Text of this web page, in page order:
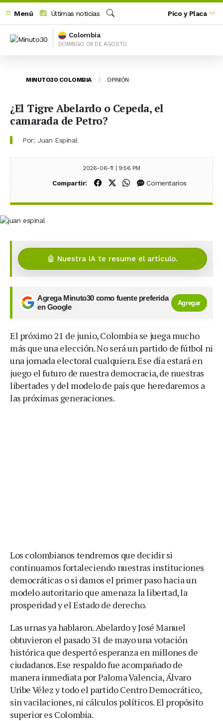
Menú
Últimas noticias
Buscar
Pico y Placa
Colombia
DOMINGO 09 DE AGOSTO
MINUTO30 COLOMBIA OPINIÓN
¿El Tigre Abelardo o Cepeda, el
camarada de Petro?
Por: Juan Espinal
2026-06-11 | 9:56 PM
Compartir: Compartir en Facebook
Compartir en X (Twitter)
Compartir en WhatsApp
Comentarios
🤖 Nuestra IA te resume el artículo.
Agrega Minuto30 como fuente preferida
en Google
Agregar
El próximo 21 de junio, Colombia se juega mucho
más que una elección. No será un partido de fútbol ni
una jornada electoral cualquiera. Ese día estará en
juego el futuro de nuestra democracia, de nuestras
libertades y del modelo de país que heredaremos a
las próximas generaciones.
Los colombianos tendremos que decidir si
continuamos fortaleciendo nuestras instituciones
democráticas o si damos el primer paso hacia un
modelo autoritario que amenaza la libertad, la
prosperidad y el Estado de derecho.
Las urnas ya hablaron. Abelardo y José Manuel
obtuvieron el pasado 31 de mayo una votación
histórica que despertó esperanza en millones de
ciudadanos. Ese respaldo fue acompañado de
manera inmediata por Paloma Valencia, Álvaro
Uribe Vélez y todo el partido Centro Democrático,
sin vacilaciones, ni cálculos políticos. El propósito
superior es Colombia.